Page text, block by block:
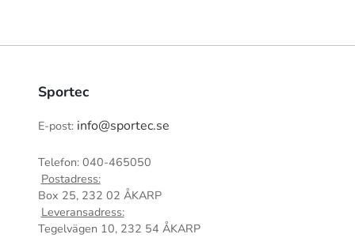
Sportec
E-post: info@sportec.se
Telefon: 040-465050
Postadress:
Box 25, 232 02 ÅKARP
Leveransadress:
Tegelvägen 10, 232 54 ÅKARP